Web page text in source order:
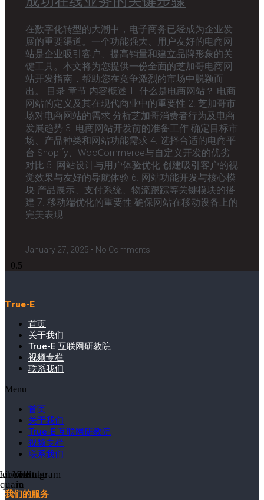
在数字化转型的大潮中，电子商务已经成为企业发
展的重要渠道。一个功能强大、用户友好的电商网
站是企业吸引客户、提高销量和建立品牌形象的关
键工具。本文将为您提供一份全面的芝加哥电商网
站开发指南，帮助您在竞争激烈的市场中脱颖而
出。 目录 章节 内容概述 1. 什么是电商网站？ 电商
网站的定义及其在现代商业中的重要性 2. 芝加哥市
场对电商网站的需求 分析芝加哥消费者行为及电商
发展趋势 3. 电商网站开发前的准备工作 确定目标市
场、产品种类和网站功能需求 4. 选择合适的电商平
台 Shopify、WooCommerce与自定义开发的优劣
对比 5. 网站设计与用户体验优化 创建吸引客户的视
觉效果与友好的导航体验 6. 网站功能开发与核心模
块 产品展示、支付系统、物流跟踪等关键模块的搭
建 7. 移动端优化的重要性 确保网站在移动设备上的
完美表现
January 27, 2025 No Comments
True-E
首页
关于我们
True-E 互联网研教院
视频专栏
联系我们
Menu
首页
关于我们
True-E 互联网研教院
视频专栏
联系我们
in
Youtube
Instagram
我们的服务